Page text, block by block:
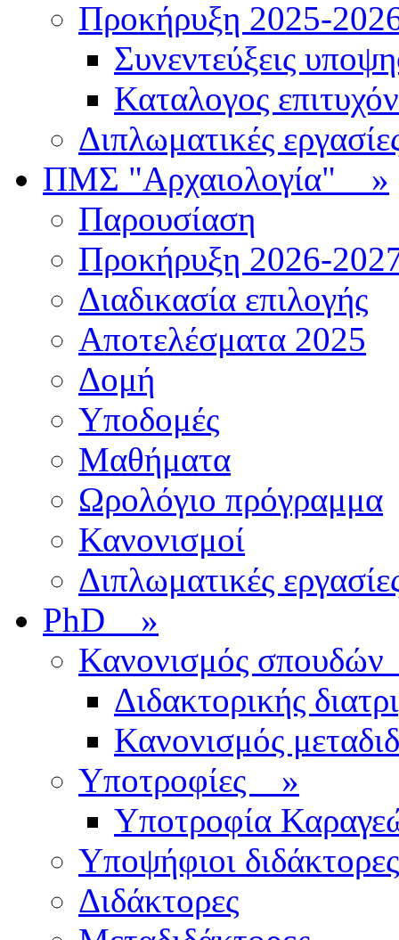
Πρoκήρυξη 2025-
Συνεντεύξεις
Καταλογος
Διπλωματικές
ΠΜΣ "Αρχαιολογία" »
Παρουσίαση
Προκήρυξη 2026-
Διαδικασία επιλογής
Αποτελέσματα 2025
Δομή
Υποδομές
Μαθήματα
Ωρολόγιο πρόγραμμα
Κανονισμοί
Διπλωματικές
PhD »
Κανονισμός
Διδακτορικής
Κανονισμός
Υποτροφίες »
Υποτροφία
Υποψήφιοι διδάκτορες
Διδάκτορες